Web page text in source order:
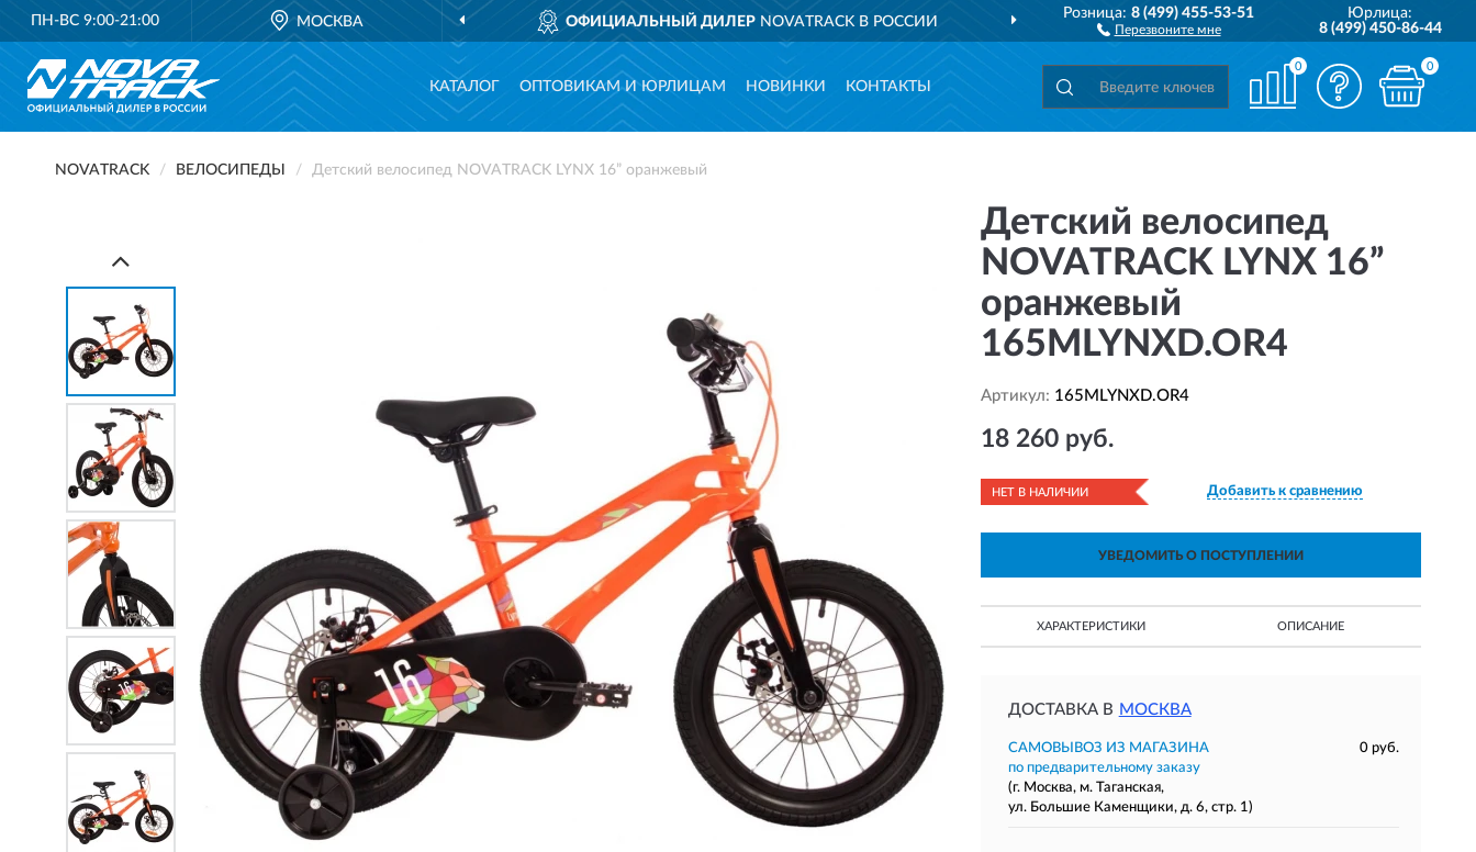
ПН-ВС 9:00-21:00 МОСКВА ОФИЦИАЛЬНЫЙ ДИЛЕР NOVATRACK В РОССИИ ДОСТАВИМ ПО ВСЕЙ РОССИИ
Розница:8 (499) 455-53-51
Перезвоните мне
Юрлица:
8 (499) 450-86-44
КАТАЛОГ ОПТОВИКАМ И ЮРЛИЦАМ НОВИНКИ КОНТАКТЫ
0 0
NOVATRACK ВЕЛОСИПЕДЫ Детский велосипед NOVATRACK LYNX 16” оранжевый
Детский велосипед
NOVATRACK LYNX 16”
оранжевый
165MLYNXD.OR4
Артикул: 165MLYNXD.OR4
18 260 руб.
НЕТ В НАЛИЧИИ Добавить к сравнению
УВЕДОМИТЬ О ПОСТУПЛЕНИИ
ХАРАКТЕРИСТИКИ ОПИСАНИЕ
ДОСТАВКА В МОСКВА
САМОВЫВОЗ ИЗ МАГАЗИНА
0 руб.
по предварительному заказу
(г. Москва, м. Таганская,
ул. Большие Каменщики, д. 6, стр. 1)